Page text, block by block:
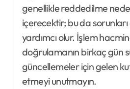
genellikle reddedilme
içerecektir; bu da
yardımcı olur. İşlem
doğrulamanın birkaç gün
güncellemeler için gelen
etmeyi unutmayın.